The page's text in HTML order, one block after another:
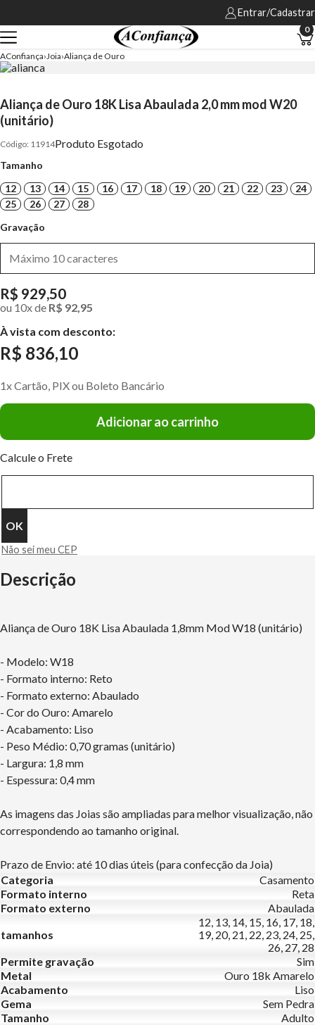
Entrar/Cadastrar
0
AConfiança Joia Aliança de Ouro
Aliança de Ouro 18K Lisa Abaulada 2,0 mm mod W20
(unitário)
11914Produto Esgotado
Tamanho
12
13 14 15 16 17 18 19 20 21 22 23
24
25
26 27
28
Gravação
R$ 929,50
ou 10xde R$ 92,95
À vista com desconto:
R$ 836,10
1x Cartão, PIX ou Boleto Bancário
Adicionar ao carrinho
Calcule o Frete
Não sei meu CEP
Descrição
Aliança de Ouro 18K Lisa Abaulada 1,8mm Mod W18 (unitário)
- Modelo: W18
- Formato interno: Reto
- Formato externo: Abaulado
- Cor do Ouro: Amarelo
- Acabamento: Liso
- Peso Médio: 0,70 gramas (unitário)
- Largura: 1,8 mm
- Espessura: 0,4 mm
As imagens das Joias são ampliadas para melhor visualização, não
correspondendo ao tamanho original.
Prazo de Envio: até 10 dias úteis (para confecção da Joia)
Categoria
Casamento
Formato interno
Reta
Formato externo
Abaulada
tamanhos
12, 13, 14, 15, 16, 17, 18,
19, 20, 21, 22, 23, 24, 25,
26, 27, 28
Permite gravação
Sim
Metal
Ouro 18k Amarelo
Acabamento
Liso
Gema
Sem Pedra
Tamanho
Adulto